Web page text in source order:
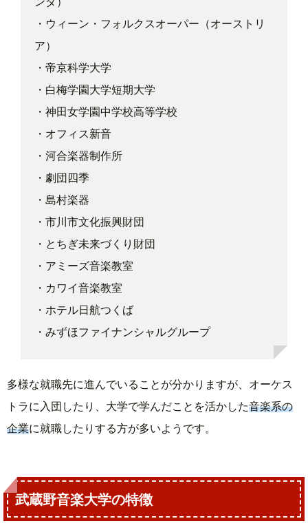
・ウィーン・フォルクスオーパー（オーストリ
ア）
・帝京科学大学
・白梅学園大学短期大学
・神田女学園中学校高等学校
・オフィス新音
・河合楽器制作所
・劇団四季
・島村楽器
・市川市文化振興財団
・とちぎ未来づくり財団
・アミーズ音楽教室
・カワイ音楽教室
・ホテル日航つくば
・みずほファイナンシャルグループ
多様な就職先に進んでいることが分かりますが、オーケス
トラに入団したり、大学で学んだことを活かした音楽系の
企業に就職したりする方が多いようです。
武蔵野音楽大学の特徴